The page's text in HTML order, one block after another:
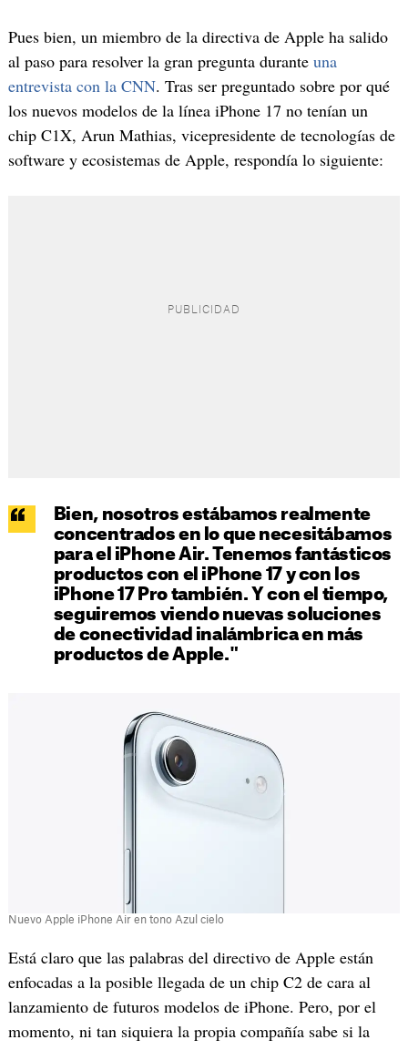
Pues bien, un miembro de la directiva de Apple ha salido
al paso para resolver la gran pregunta durante una
entrevista con la CNN. Tras ser preguntado sobre por qué
los nuevos modelos de la línea iPhone 17 no tenían un
chip C1X, Arun Mathias, vicepresidente de tecnologías de
software y ecosistemas de Apple, respondía lo siguiente:
Bien, nosotros estábamos realmente
concentrados en lo que necesitábamos
para el iPhone Air. Tenemos fantásticos
productos con el iPhone 17 y con los
iPhone 17 Pro también. Y con el tiempo,
seguiremos viendo nuevas soluciones
de conectividad inalámbrica en más
productos de Apple."
Nuevo Apple iPhone Air en tono Azul cielo
Está claro que las palabras del directivo de Apple están
enfocadas a la posible llegada de un chip C2 de cara al
lanzamiento de futuros modelos de iPhone. Pero, por el
momento, ni tan siquiera la propia compañía sabe si la